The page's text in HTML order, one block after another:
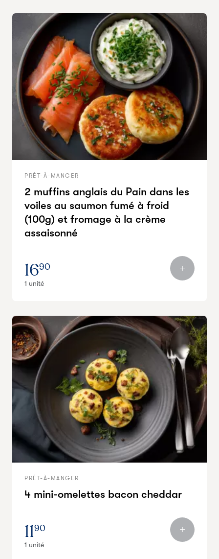
PRÊT-À-MANGER
2 muffins anglais du Pain dans les
voiles au saumon fumé à froid
(100g) et fromage à la crème
assaisonné
1690
1 unité
PRÊT-À-MANGER
4 mini-omelettes bacon cheddar
1190
1 unité